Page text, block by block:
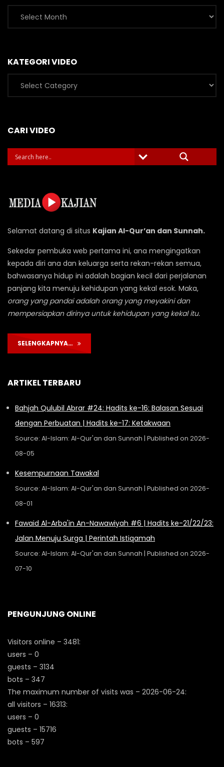
Arsip
Artikel
KATEGORI VIDEO
Kategori
Video
CARI VIDEO
Selamat datang di situs Kajian Al-Qur’an dan Sunnah.
Sekedar pembuka web pertama ini, ana mengingatkan
kepada diri ana dan keluarga serta rekan-rekan semua,
bahwasanya hidup ini adalah bagian kecil dari perjalanan
panjang kita menuju kehidupan yang kekal esok. Maka,
orang yang pandai adalah orang yang meyakini dan
mempersiapkan dirinya untuk kehidupan yang kekal itu.
SELENGKAPNYA…
ARTIKEL TERBARU
Bahjah Qulubil Abrar #24: Hadits ke-16: Balasan Sesuai
dengan Perbuatan | Hadits ke-17: Ketakwaan
Source: Al-Islam: Al-Qur'an dan Sunnah Published on 2026-
08-05
Kesempurnaan Tawakal
Source: Al-Islam: Al-Qur'an dan Sunnah Published on 2026-
08-01
Fawaid Al-Arba'in An-Nawawiyah #6 | Hadits ke-21/22/23:
Jalan Menuju Surga | Perintah Istiqamah
Source: Al-Islam: Al-Qur'an dan Sunnah Published on 2026-
07-10
PENGUNJUNG ONLINE
Visitors online – 3481:
users – 0
guests – 3134
bots – 347
The maximum number of visits was – 2026-06-24:
all visitors – 16313:
users – 0
guests – 15716
bots – 597